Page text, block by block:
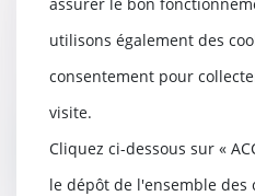
entrepreneur de la
exclusive du log...
Lire la suite
utilisons également des
consentement pour
visite.
Cliquez ci-dessous sur «
le dépôt de l'ensemble des